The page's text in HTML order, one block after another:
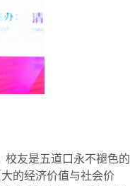
校友是五道口永不褪色的
的经济价值与社会价